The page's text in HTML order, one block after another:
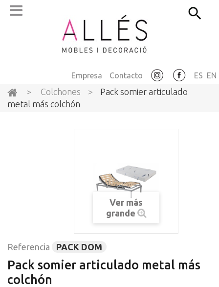
ES EN
Contacto
Empresa
> Colchones >
Pack somier articulado
metal más colchón
Ver más
grande
Referencia PACK DOM
Pack somier articulado metal más
colchón